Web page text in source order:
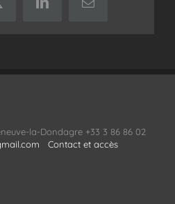
LinkedInEmail
la-Dondagre +33 3 86 86 02
Contact et accès